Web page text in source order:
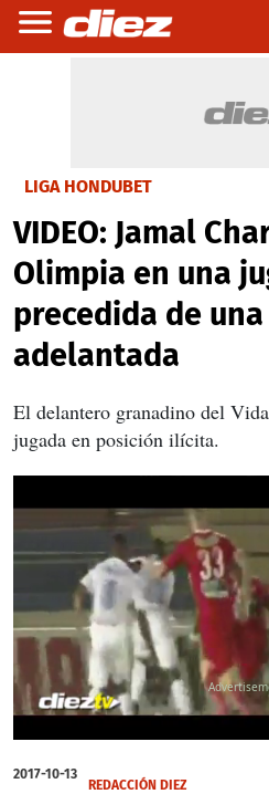
LIGA HONDUBET
VIDEO: Jamal
Olimpia en una
precedida de
adelantada
El delantero granadino del
jugada en posición ilícita.
of
26
2017-10-13
REDACCIÓN DIEZ